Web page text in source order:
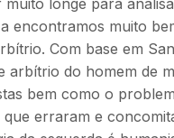
encontramos muito
Com base em
arbítrio do homem de
bem como o
erraram e